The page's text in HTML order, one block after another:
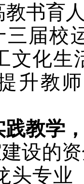
书育
三届校
文化生
升教
践教学
设的
头专业